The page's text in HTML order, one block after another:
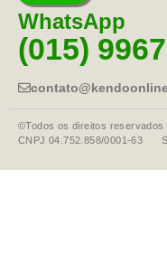
WhatsApp
(015)
©Todos os direitos
CNPJ 04.752.858/0001-63